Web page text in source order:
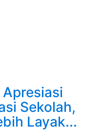
Sekolah,
Layak...